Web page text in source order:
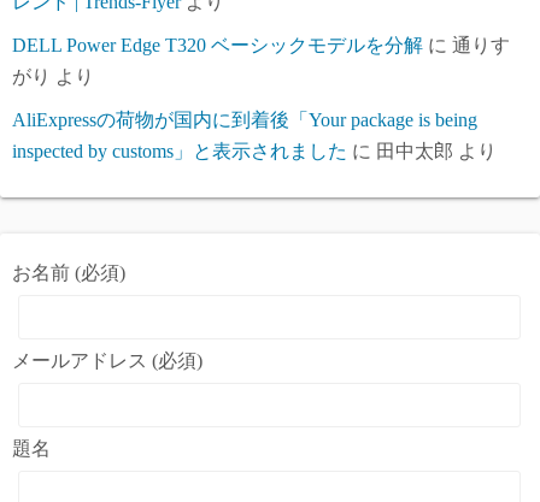
DELL Power Edge T320 ベーシックモデルを分解 に 通りす
がり より
AliExpressの荷物が国内に到着後「Your package is being
inspected by customs」と表示されました に 田中太郎 より
お名前 (必須)
メールアドレス (必須)
題名